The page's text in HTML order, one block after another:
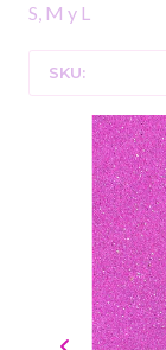
S, M y L
SKU: